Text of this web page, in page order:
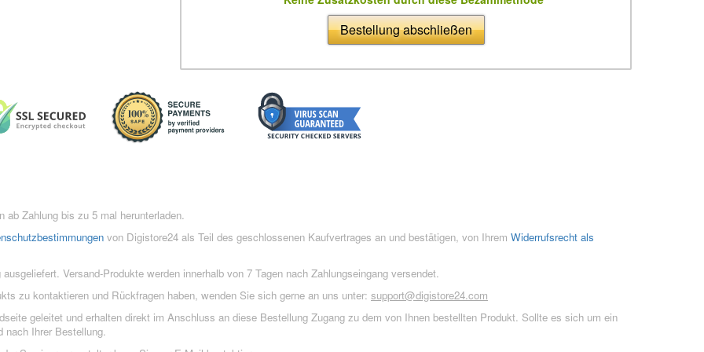
Bestellung abschließen
ab Zahlung bis zu 5 mal herunterladen.
von Digistore24 als Teil des geschlossenen Kaufvertrages an und bestätigen, von Ihrem Widerrufsrecht als
Versand-Produkte werden innerhalb von 7 Tagen nach Zahlungseingang versendet.
zu kontaktieren und Rückfragen haben, wenden Sie sich gerne an uns unter: support@digistore24.com
geleitet und erhalten direkt im Anschluss an diese Bestellung Zugang zu dem von Ihnen bestellten Produkt. Sollte es sich um ein
nach Ihrer Bestellung.